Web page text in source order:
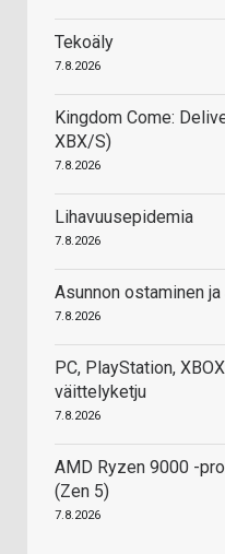
Tekoäly
7.8.2026
Kingdom Come:
XBX/S)
7.8.2026
Lihavuusepidemia
7.8.2026
Asunnon ostaminen
7.8.2026
PC, PlayStation,
väittelyketju
7.8.2026
AMD Ryzen 9000 -
(Zen 5)
7.8.2026